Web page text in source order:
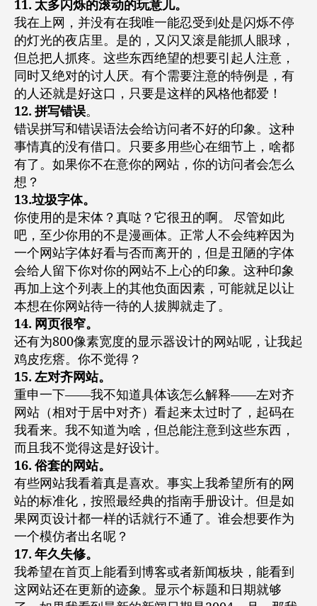
11. 太多闪烁的滚动的玩意儿。
我在上网，并没有在我唯一能忍受到处是闪烁不停
的灯光的夜店里。是的，又闪又滚是能抓人眼球，
但总把人抓疼。这些东西绝望的想要引起人注意，
同时又绝对的讨人厌。有个需要注意的特例是，有
的人还就是好这口，只要是这样的风格他都爱！
12. 拼写错误。
错误拼写和错误语法会给访问者不好的印象。这种
事情真的没有借口。只要多用些心在细节上，啥都
有了。如果你不在意你的网站，你的访问者会怎么
想？
13.垃圾字体。
你使用的是宋体？真哒？它很丑的啊。 尽管如此
吧，至少你用的不是漫画体。正常人不会纯粹因为
一个网站字体好看与否而离开的，但是丑陋的字体
会给人留下你对你的网站不上心的印象。这种印象
再加上这个列表上的其他负面因素，可能就足以让
本想在你网站待一待的人拔脚就走了。
14. 网页很窄。
还有为800像素宽度的显示器设计的网站呢，让我起
鸡皮疙瘩。你不觉得？
15. 左对齐网站。
重申一下——我不知道具体该怎么解释——左对齐
网站（相对于居中对齐）看起来太过时了，起码在
我看来。我不知道为啥，但总能注意到这些东西，
而且我不觉得这是好设计。
16. 俗套的网站。
有些网站我看着真是喜欢。事实上我希望所有的网
站的标准化，按照最经典的指南手册设计。但是如
果网页设计都一样的话就行不通了。谁会想要作为
一个模仿者出名呢？
17. 年久失修。
我希望在首页上能看到博客或者新闻板块，能看到
这网站还在更新的迹象。显示个标题和日期就够